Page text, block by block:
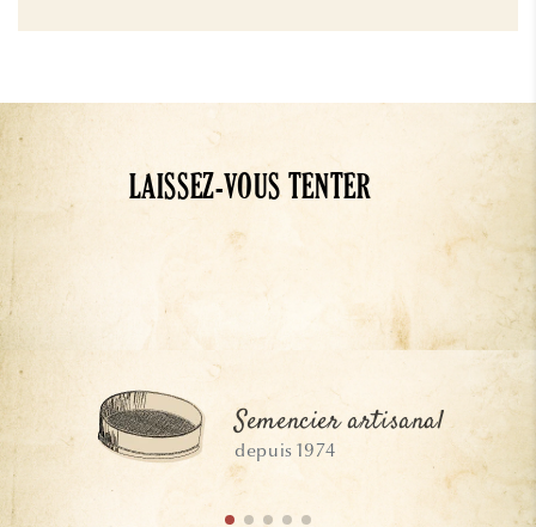
LAISSEZ-VOUS TENTER
Semencier artisanal
depuis 1974